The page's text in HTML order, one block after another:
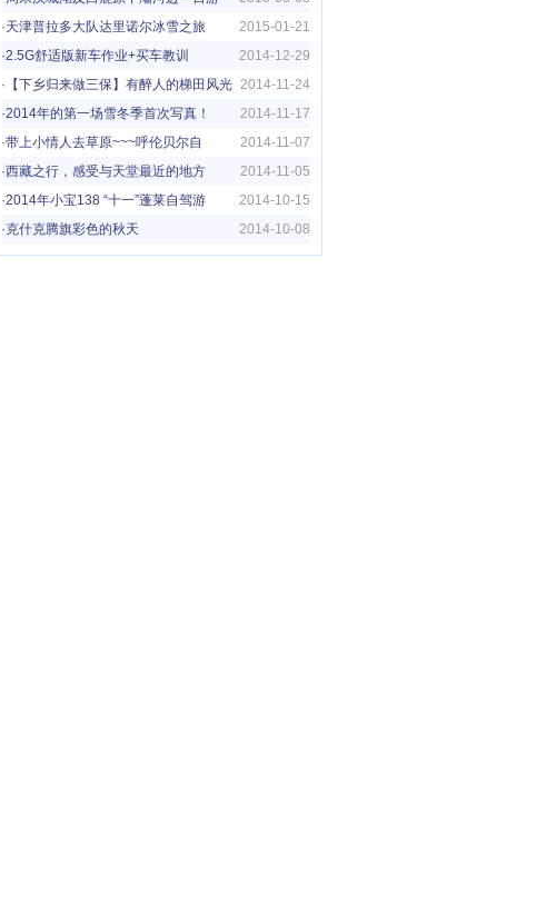
2015-01-21
·天津普拉多大队达里诺尔冰雪之旅
2014-12-29
·2.5G舒适版新车作业+买车教训
2014-11-24
· 【下乡归来做三保】有醉人的梯田风光
哦
2014-11-17
·2014年的第一场雪冬季首次写真！
2014-11-07
·带上小情人去草原~~~呼伦贝尔自
驾！！！
2014-11-05
·西藏之行，感受与天堂最近的地方
2014-10-15
·2014年小宝138 “十一”蓬莱自驾游
2014-10-08
·克什克腾旗彩色的秋天